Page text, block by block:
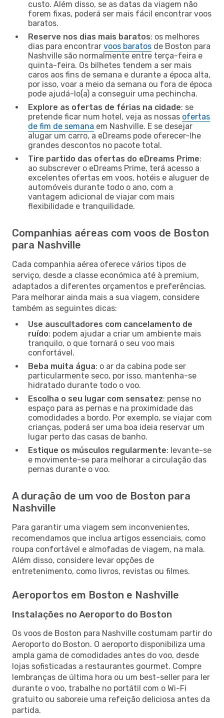
custo. Além disso, se as datas da viagem não
forem fixas, poderá ser mais fácil encontrar voos
baratos.
Reserve nos dias mais baratos: os melhores
dias para encontrar voos baratos de Boston para
Nashville são normalmente entre terça-feira e
quinta-feira. Os bilhetes tendem a ser mais
caros aos fins de semana e durante a época alta,
por isso, voar a meio da semana ou fora de época
pode ajudá-lo(a) a conseguir uma pechincha.
Explore as ofertas de férias na cidade: se
pretende ficar num hotel, veja as nossas ofertas
de fim de semana em Nashville. E se desejar
alugar um carro, a eDreams pode oferecer-lhe
grandes descontos no pacote total.
Tire partido das ofertas do eDreams Prime:
ao subscrever o eDreams Prime, terá acesso a
excelentes ofertas em voos, hotéis e aluguer de
automóveis durante todo o ano, com a
vantagem adicional de viajar com mais
flexibilidade e tranquilidade.
Companhias aéreas com voos de Boston
para Nashville
Cada companhia aérea oferece vários tipos de
serviço, desde a classe económica até à premium,
adaptados a diferentes orçamentos e preferências.
Para melhorar ainda mais a sua viagem, considere
também as seguintes dicas:
Use auscultadores com cancelamento de
ruído: podem ajudar a criar um ambiente mais
tranquilo, o que tornará o seu voo mais
confortável.
Beba muita água: o ar da cabina pode ser
particularmente seco, por isso, mantenha-se
hidratado durante todo o voo.
Escolha o seu lugar com sensatez: pense no
espaço para as pernas e na proximidade das
comodidades a bordo. Por exemplo, se viajar com
crianças, poderá ser uma boa ideia reservar um
lugar perto das casas de banho.
Estique os músculos regularmente: levante-se
e movimente-se para melhorar a circulação das
pernas durante o voo.
A duração de um voo de Boston para
Nashville
Para garantir uma viagem sem inconvenientes,
recomendamos que inclua artigos essenciais, como
roupa confortável e almofadas de viagem, na mala.
Além disso, considere levar opções de
entretenimento, como livros, revistas ou filmes.
Aeroportos em Boston e Nashville
Instalações no Aeroporto do Boston
Os voos de Boston para Nashville costumam partir do
Aeroporto do Boston. O aeroporto disponibiliza uma
ampla gama de comodidades antes do voo, desde
lojas sofisticadas a restaurantes gourmet. Compre
lembranças de última hora ou um best-seller para ler
durante o voo, trabalhe no portátil com o Wi-Fi
gratuito ou saboreie uma refeição deliciosa antes da
partida.